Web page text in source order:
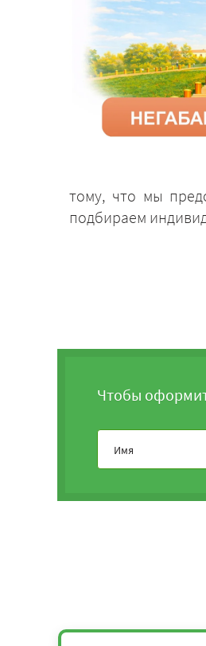
тому, что мы
подбираем
Чтобы